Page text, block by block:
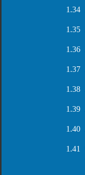
1.34
1.35
1.36
1.37
1.38
1.39
1.40
1.41